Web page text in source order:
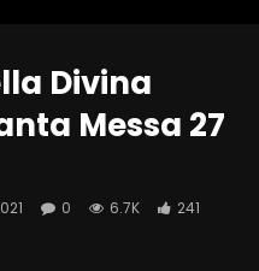
Divina
Messa 27
0 6.7K
241